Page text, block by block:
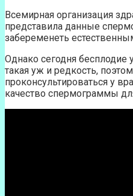
Всемирная организация
представила данные
забеременеть
Однако сегодня
такая уж и редкость,
проконсультироваться у
качество спермограммы